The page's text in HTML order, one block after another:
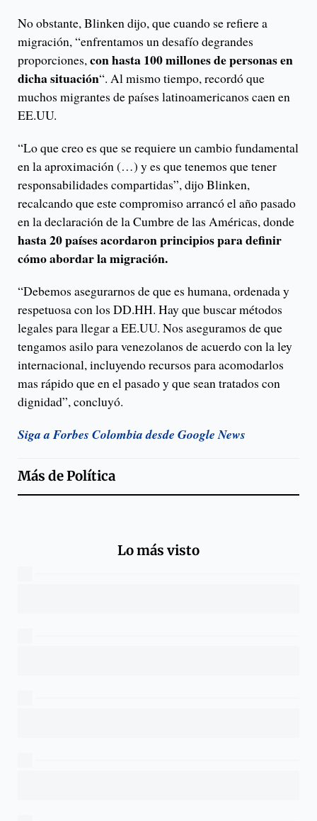
No obstante, Blinken dijo, que cuando se refiere a
migración, “enfrentamos un desafío degrandes
proporciones,con hasta 100 millones de personas en
dicha situación“. Al mismo tiempo, recordó que
muchos migrantes de países latinoamericanos caen en
EE.UU.
“Lo que creo es que se requiere un cambio fundamental
en la aproximación (…) y es que tenemos que tener
responsabilidades compartidas”, dijo Blinken,
recalcando que este compromiso arrancó el año pasado
en la declaración de la Cumbre de las Américas, donde
hasta 20 países acordaron principios para definir
cómo abordar la migración.
“Debemos asegurarnos de que es humana, ordenada y
respetuosa con los DD.HH. Hay que buscar métodos
legales para llegar a EE.UU. Nos aseguramos de que
tengamos asilo para venezolanos de acuerdo con la ley
internacional, incluyendo recursos para acomodarlos
mas rápido que en el pasado y que sean tratados con
dignidad”, concluyó.
Siga a Forbes Colombia desde Google News
Más dePolítica
Lo más visto